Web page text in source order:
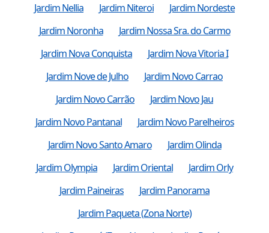
Jardim Nellia
Jardim Niteroi
Jardim Nordeste
Jardim Noronha
Jardim Nossa Sra. do Carmo
Jardim Nova Conquista
Jardim Nova Vitoria I
Jardim Nove de Julho
Jardim Novo Carrao
Jardim Novo Carrão
Jardim Novo Jau
Jardim Novo Pantanal
Jardim Novo Parelheiros
Jardim Novo Santo Amaro
Jardim Olinda
Jardim Olympia
Jardim Oriental
Jardim Orly
Jardim Paineiras
Jardim Panorama
Jardim Paqueta (Zona Norte)